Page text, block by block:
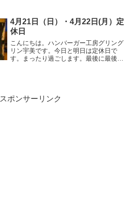
になりますように😊いってらっしゃい。
4月21日（日）・4月22日(月）定
休日
こんにちは。ハンバーガー工房グリング
リン宇美です。今日と明日は定休日で
す。まったり過ごします。最後に最後ま
スポンサーリンク